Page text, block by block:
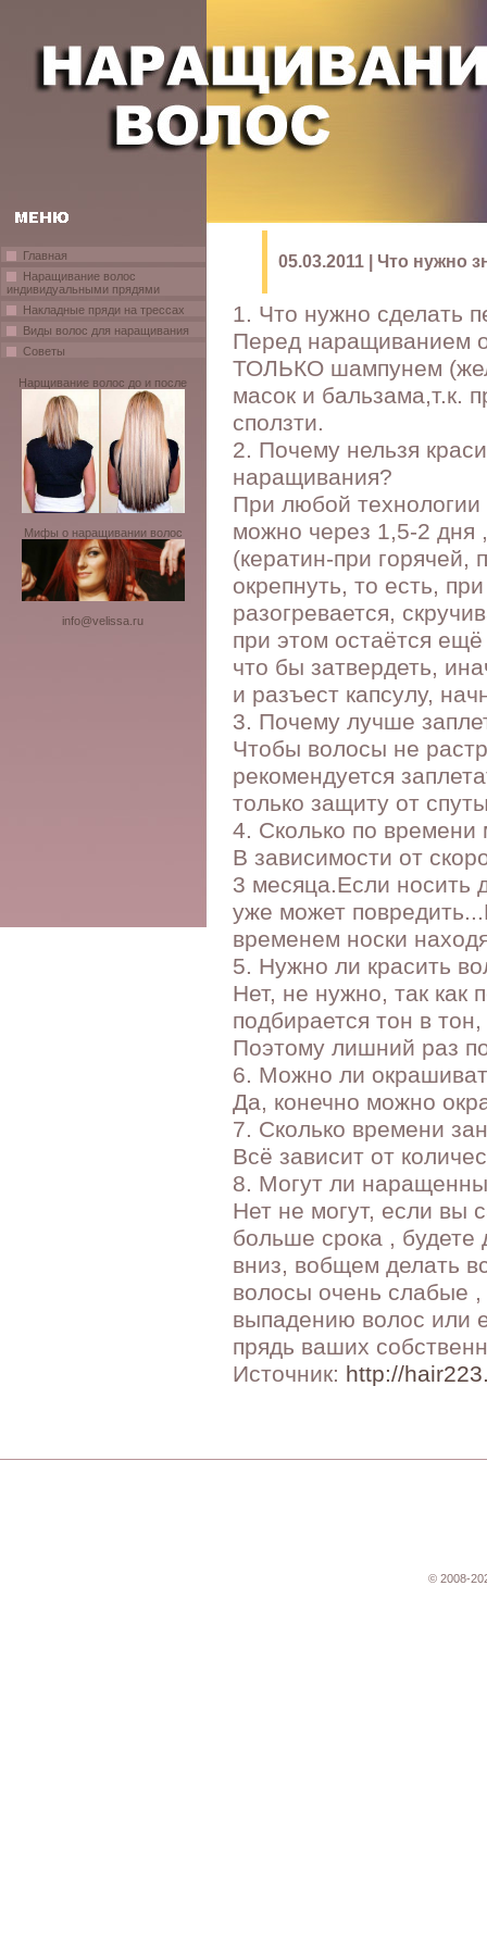
Главная
Наращивание волос
индивидуальными прядями
Накладные пряди на трессах
Виды волос для наращивания
Советы
Нарщивание волос до и после
Мифы о наращивании волос
info@velissa.ru
05.03.2011 | Что нужно
1. Что нужно сделать
Перед наращиванием
ТОЛЬКО шампунем
масок и бальзама,т.к.
сползти.
2. Почему нельзя
наращивания?
При любой
можно через 1,5-2 дня
(кератин-при
окрепнуть, то есть,
разогревается,
при этом остаётся
что бы затвердеть,
и разъест капсулу,
3. Почему лучше
Чтобы волосы не
рекомендуется
только защиту от
4. Сколько по
В зависимости от
3 месяца.Если носить
уже может
временем носки
5. Нужно ли красить
Нет, не нужно, так как
подбирается тон в
Поэтому лишний раз
6. Можно ли
Да, конечно можно
7. Сколько времени
Всё зависит от
8. Могут ли
Нет не могут, если вы
больше срока , будете
вниз, вобщем делать
волосы очень слабые ,
выпадению волос или
прядь ваших
Источник: http://
© 2008-